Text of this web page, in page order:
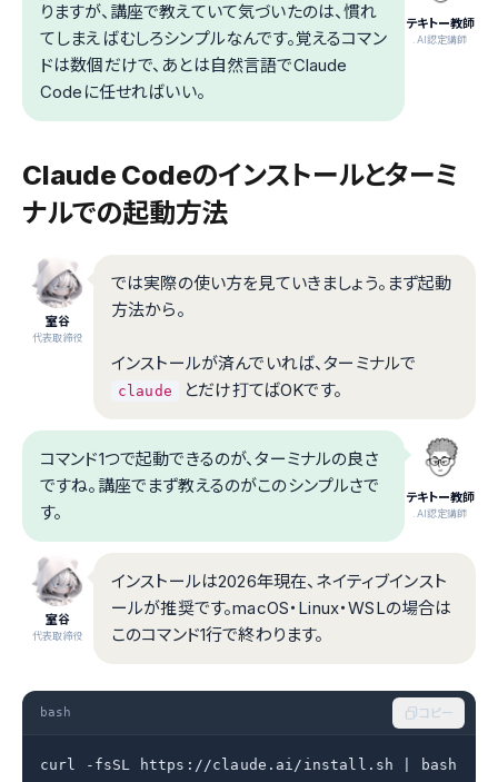
テキトー教師
.AI認定講師
りますが、講座で教えていて気づいたのは、慣れ
てしまえばむしろシンプルなんです。覚えるコマン
ドは数個だけで、あとは自然言語でClaude
Codeに任せればいい。
Claude Codeのインストールとターミ
ナルでの起動方法
室谷
代表取締役
では実際の使い方を見ていきましょう。まず起動
方法から。
インストールが済んでいれば、ターミナルで
claude とだけ打てばOKです。
テキトー教師
.AI認定講師
コマンド1つで起動できるのが、ターミナルの良さ
ですね。講座でまず教えるのがこのシンプルさで
す。
室谷
代表取締役
インストールは2026年現在、ネイティブインスト
ールが推奨です。macOS・Linux・WSLの場合は
このコマンド1行で終わります。
bash コピー
curl -fsSL https://claude.ai/install.sh | bash